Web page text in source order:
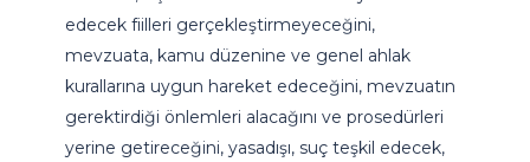
edecek fiilleri gerçekleştirmeyeceğini,
mevzuata, kamu düzenine ve genel ahlak
kurallarına uygun hareket edeceğini, mevzuatın
gerektirdiği önlemleri alacağını ve prosedürleri
yerine getireceğini, yasadışı, suç teşkil edecek,